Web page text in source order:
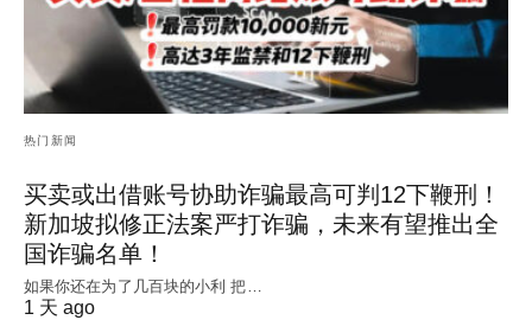
热门新闻
买卖或出借账号协助诈骗最高可判12下鞭刑！
新加坡拟修正法案严打诈骗，未来有望推出全
国诈骗名单！
如果你还在为了几百块的小利 把…
1 天 ago